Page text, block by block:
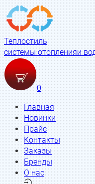
Теплостиль
системы отопленияи
0
Главная
Новинки
Прайс
Контакты
Заказы
Бренды
О нас